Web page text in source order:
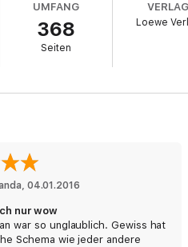
UMFANG
368
Seiten
VERLAG
Loewe
, 04.01.2016
nur wow
war so unglaublich. Gewiss hat
Schema wie jeder andere